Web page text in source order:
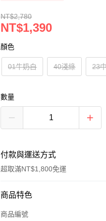
NT$2,780
NT$1,390
顏色
01牛奶白 40淺綠 23
數量
付款與運送方式
超取滿NT$1,800免運
付款方式
信用卡一次付款
商品特色
商品編號